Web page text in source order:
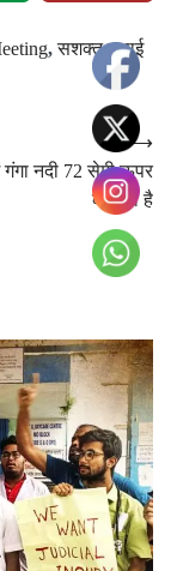
,सशक्त स्थाई
नदी 72 सेमी ऊपर
बह रही है
⟶